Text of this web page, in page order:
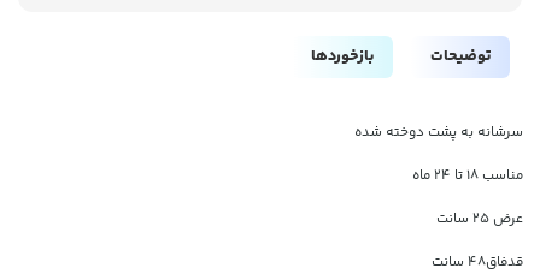
توضیحات بازخوردها
سرشانه به پشت دوخته شده
مناسب ۱۸ تا ۲۴ ماه
عرض ۲۵ سانت
قدفاق۴۸ سانت